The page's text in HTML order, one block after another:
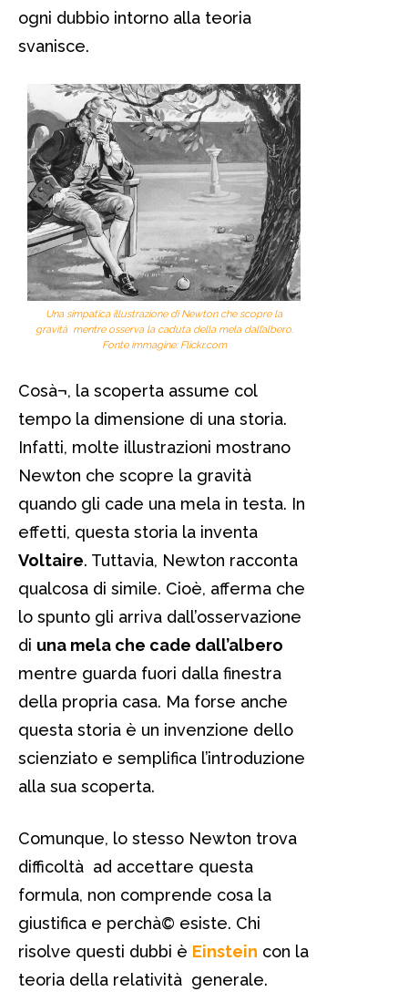
ogni dubbio intorno alla teoria
svanisce.
Una simpatica illustrazione di Newton che scopre la
gravità mentre osserva la caduta della mela dall’albero.
Fonte immagine: Flickr.com
Cosà¬, la scoperta assume col
tempo la dimensione di una storia.
Infatti, molte illustrazioni mostrano
Newton che scopre la gravità
quando gli cade una mela in testa. In
effetti, questa storia la inventa
Voltaire. Tuttavia, Newton racconta
qualcosa di simile. Cioè, afferma che
lo spunto gli arriva dall’osservazione
di una mela che cade dall’albero
mentre guarda fuori dalla finestra
della propria casa. Ma forse anche
questa storia è un invenzione dello
scienziato e semplifica l’introduzione
alla sua scoperta.
Comunque, lo stesso Newton trova
difficoltà ad accettare questa
formula, non comprende cosa la
giustifica e perchà© esiste. Chi
risolve questi dubbi è Einstein con la
teoria della relatività generale.